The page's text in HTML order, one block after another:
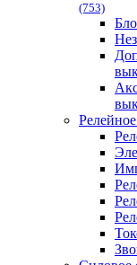
(753)